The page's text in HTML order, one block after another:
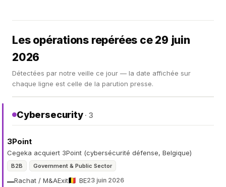
Les opérations repérées ce 29 juin
2026
Détectées par notre veille ce jour — la date affichée sur
chaque ligne est celle de la parution presse.
Cybersecurity · 3
3Point
Cegeka acquiert 3Point (cybersécurité défense, Belgique)
B2B Government & Public Sector
Rachat / M&A
— Exit BE23 juin 2026